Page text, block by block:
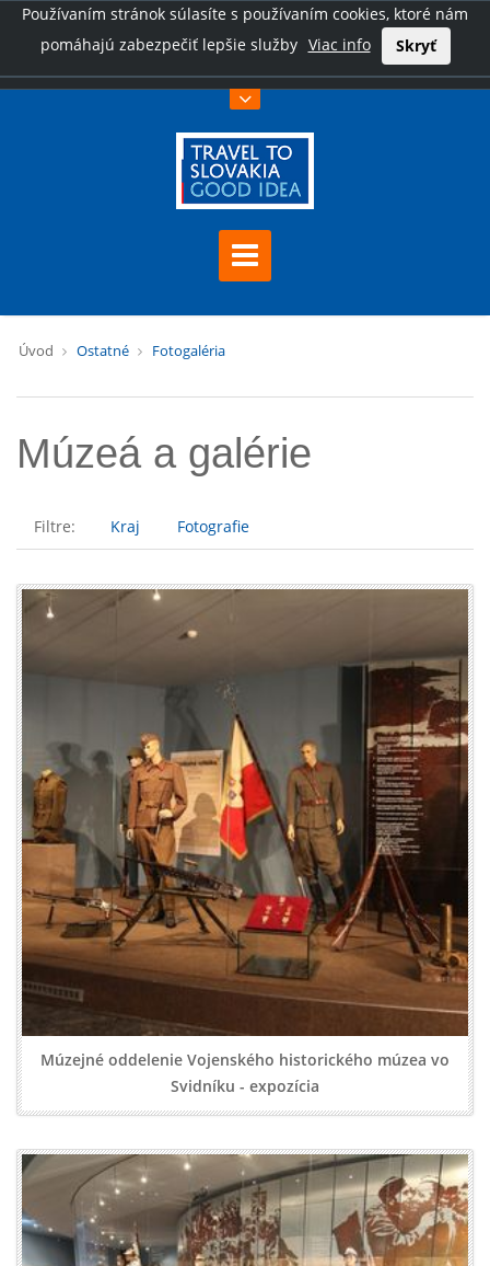
Používaním stránok súlasíte s používaním cookies, ktoré nám
pomáhajú zabezpečiť lepšie služby Viac info Skryť
Úvod Ostatné Fotogaléria
Múzeá a galérie
Filtre: Kraj Fotografie
Múzejné oddelenie Vojenského historického múzea vo
Svidníku - expozícia